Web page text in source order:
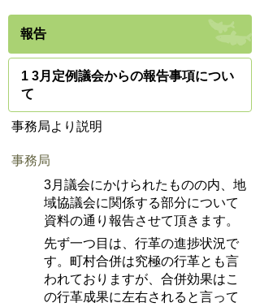
報告
1 3月定例議会からの報告事項につい
て
事務局より説明
事務局
3月議会にかけられたものの内、地
域協議会に関係する部分について
資料の通り報告させて頂きます。
先ず一つ目は、行革の進捗状況で
す。町村合併は究極の行革とも言
われておりますが、合併効果はこ
の行革成果に左右されると言って